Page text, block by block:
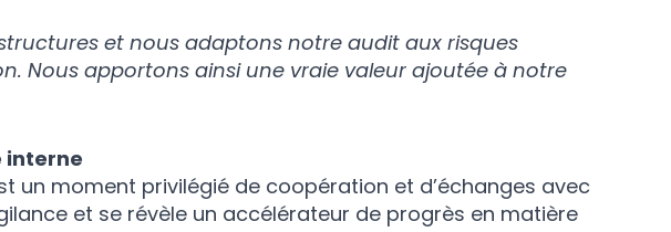
et nous adaptons notre audit aux risques
Nous apportons ainsi une vraie valeur ajoutée à notre
interne
un moment privilégié de coopération et d’échanges avec
et se révèle un accélérateur de progrès en matière